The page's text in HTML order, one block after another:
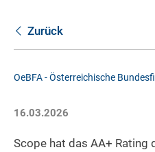
Zurück
OeBFA - Österreichische
16.03.2026
Scope hat das AA+ Rating